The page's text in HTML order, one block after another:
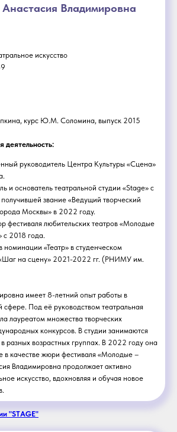
Владимировна
искусство
курс Ю.М. Соломина, выпуск 2015
деятельность:
руководитель Центра Культуры «Сцена»
и основатель театральной студии «Stage» с
звание «Ведущий творческий
Москвы» в 2022 году.
фестиваля любительских театров «Молодые
2018 года.
номинации «Театр» в студенческом
на сцену» 2021-2022 гг. (РНИМУ им.
имеет 8-летний опыт работы в
сфере. Под её руководством театральная
лауреатом множества творческих
конкурсов. В студии занимаются
в разных возрастных группах. В 2022 году она
в качестве жюри фестиваля «Молодые –
Владимировна продолжает активно
искусство, вдохновляя и обучая новое
"STAGE"